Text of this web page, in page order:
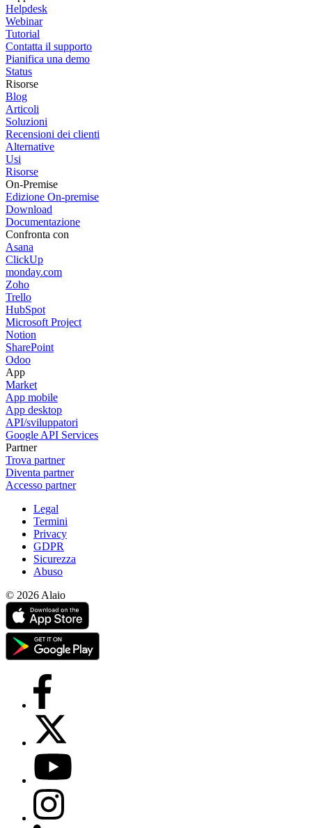
Helpdesk
Webinar
Tutorial
Contatta il supporto
Pianifica una demo
Status
Risorse
Blog
Articoli
Soluzioni
Recensioni dei clienti
Alternative
Usi
Risorse
On-Premise
Edizione On-premise
Download
Documentazione
Confronta con
Asana
ClickUp
monday.com
Zoho
Trello
HubSpot
Microsoft Project
Notion
SharePoint
Odoo
App
Market
App mobile
App desktop
API/sviluppatori
Google API Services
Partner
Trova partner
Diventa partner
Accesso partner
Legal
Termini
Privacy
GDPR
Sicurezza
Abuso
© 2026 Alaio